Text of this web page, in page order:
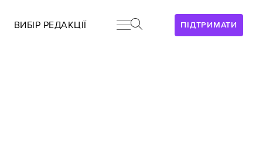
ПІДТРИМАТИ
ВИБІР РЕДАКЦІЇ